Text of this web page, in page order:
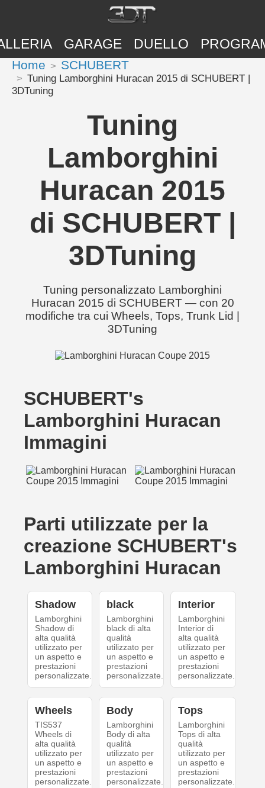
GARAGE DUELLO
Home SCHUBERT
Tuning Lamborghini Huracan 2015 di SCHUBERT |
3DTuning
Tuning
Lamborghini
Huracan 2015
di SCHUBERT |
3DTuning
Tuning personalizzato Lamborghini
Huracan 2015 di SCHUBERT — con 20
modifiche tra cui Wheels, Tops, Trunk Lid |
3DTuning
SCHUBERT's
Lamborghini Huracan
Immagini
Parti utilizzate per la
creazione SCHUBERT's
Lamborghini Huracan
Shadow
Lamborghini
Shadow di
alta qualità
utilizzato per
un aspetto e
prestazioni
personalizzate.
black
Lamborghini
black di alta
qualità
utilizzato per
un aspetto e
prestazioni
personalizzate.
Interior
Lamborghini
Interior di
alta qualità
utilizzato per
un aspetto e
prestazioni
personalizzate.
Wheels
TIS537
Wheels di
alta qualità
utilizzato per
un aspetto e
prestazioni
personalizzate.
Body
Lamborghini
Body di alta
qualità
utilizzato per
un aspetto e
prestazioni
personalizzate.
Tops
Lamborghini
Tops di alta
qualità
utilizzato per
un aspetto e
prestazioni
personalizzate.